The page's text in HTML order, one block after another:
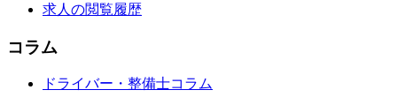
求人の閲覧履歴
コラム
ドライバー・整備士コラム